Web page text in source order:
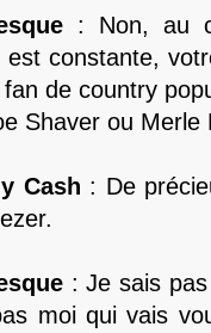
: Non, au
est constante,
de country
Shaver ou Merle
Cash : De
: Je sais
moi qui vais